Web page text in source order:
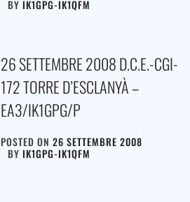
BY IK1GPG-IK1QFM
26 SETTEMBRE 2008 D.C.E.-CGI-
172 TORRE D’ESCLANYÀ –
EA3/IK1GPG/P
POSTED ON 26 SETTEMBRE 2008
BY IK1GPG-IK1QFM